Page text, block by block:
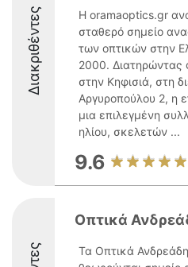
Διακριθέντες
Η oramaoptics.gr
σταθερό σημείο
των οπτικών στην
2000. Διατηρώντας
στην Κηφισιά, στη
Αργυροπούλου 2, η
μια επιλεγμένη
ηλίου, σκελετών ...
9.6
Οπτικά
Τα Οπτικά